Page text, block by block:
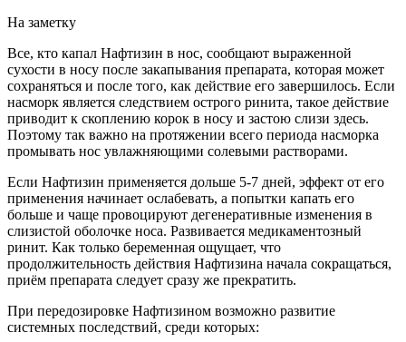
На заметку
Все, кто капал Нафтизин в нос, сообщают выраженной
сухости в носу после закапывания препарата, которая может
сохраняться и после того, как действие его завершилось. Если
насморк является следствием острого ринита, такое действие
приводит к скоплению корок в носу и застою слизи здесь.
Поэтому так важно на протяжении всего периода насморка
промывать нос увлажняющими солевыми растворами.
Если Нафтизин применяется дольше 5-7 дней, эффект от его
применения начинает ослабевать, а попытки капать его
больше и чаще провоцируют дегенеративные изменения в
слизистой оболочке носа. Развивается медикаментозный
ринит. Как только беременная ощущает, что
продолжительность действия Нафтизина начала сокращаться,
приём препарата следует сразу же прекратить.
При передозировке Нафтизином возможно развитие
системных последствий, среди которых: